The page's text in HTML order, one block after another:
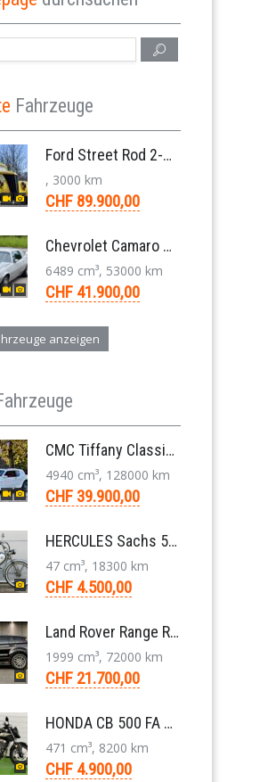
Fahrzeuge
Ford Street Rod 2-Door V8 Aut. 1937
, 3000 km
CHF 89.900,00
Chevrolet Camaro SS 396 LS3 Coupe Aut. 1971
6489 cm³, 53000 km
CHF 41.900,00
anzeigen
CMC Tiffany Classic Coupé Neoklassiker 5.0 V8 1991
4940 cm³, 128000 km
CHF 39.900,00
HERCULES Sachs 50/2 Mofa 2-Gang Handschaltung Veteran
47 cm³, 18300 km
CHF 4.500,00
Land Rover Range Rover Evoque Compact SUV 2.0 TD4 SE AT9 2017
1999 cm³, 72000 km
CHF 21.700,00
HONDA CB 500 FA ABS Naked Bike 2020
471 cm³, 8200 km
CHF 4.900,00